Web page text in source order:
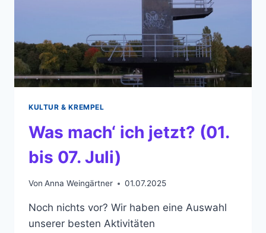
KULTUR & KREMPEL
Was mach‘ ich jetzt? (01.
bis 07. Juli)
Von Anna Weingärtner 01.07.2025
Noch nichts vor? Wir haben eine Auswahl
unserer besten Aktivitäten